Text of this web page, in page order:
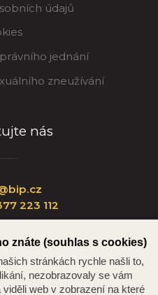
údajů
jednání
zneužívání
nás
223 112
35, 301 00 Plzeň
znáte (souhlas s cookies)
stránkách rychle našli to,
nezobrazovaly se vám
web v zobrazení na které